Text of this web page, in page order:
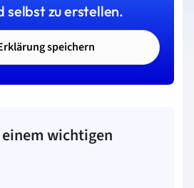
selbst zu erstellen.
speichern
wichtigen